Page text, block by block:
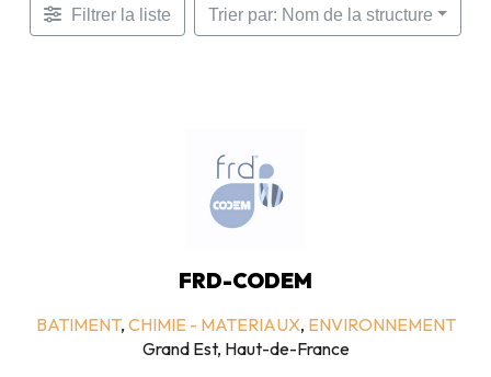
Filtrer la liste Trier par: Nom de la structure
FRD-CODEM
BATIMENT, CHIMIE - MATERIAUX, ENVIRONNEMENT
Grand Est, Haut-de-France